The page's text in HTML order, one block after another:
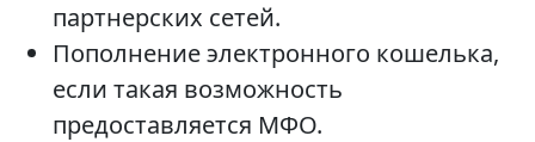
партнерских сетей.
Пополнение электронного кошелька,
если такая возможность
предоставляется МФО.